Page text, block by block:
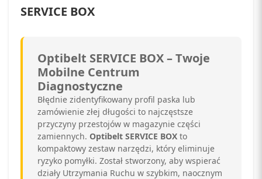
SERVICE BOX
Optibelt SERVICE BOX – Twoje
Mobilne Centrum
Diagnostyczne
Błędnie zidentyfikowany profil paska lub
zamówienie złej długości to najczęstsze
przyczyny przestojów w magazynie części
zamiennych. Optibelt SERVICE BOX to
kompaktowy zestaw narzędzi, który eliminuje
ryzyko pomyłki. Został stworzony, aby wspierać
działy Utrzymania Ruchu w szybkim, naocznym